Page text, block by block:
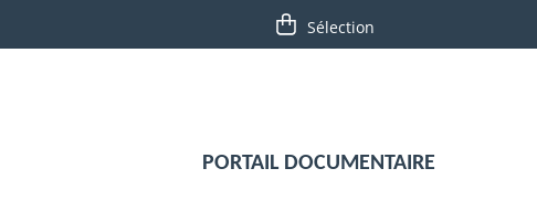
PORTAIL DOCUMENTAIRE